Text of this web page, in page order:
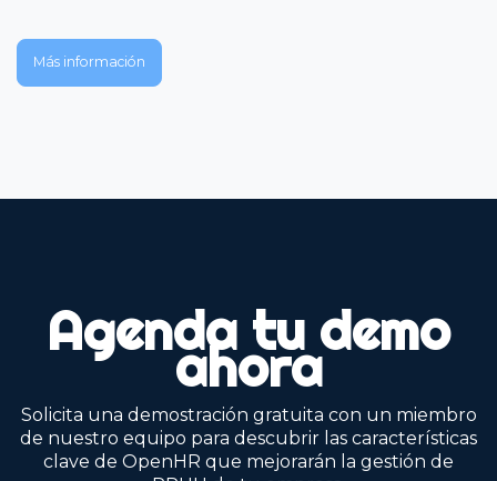
Más información
Agenda tu demo
ahora
Solicita una demostración gratuita con un miembro
de nuestro equipo para descubrir las características
clave de OpenHR que mejorarán la gestión de